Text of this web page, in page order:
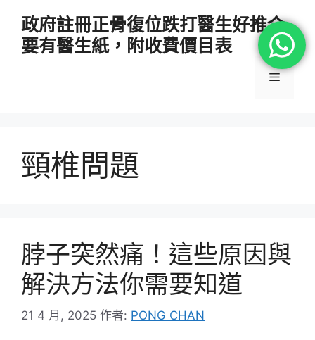
政府註冊正骨復位跌打醫生好推介
要有醫生紙，附收費價目表
選
頸椎問題
脖子突然痛！這些原因與
解決方法你需要知道
21 4 月, 2025 作者: PONG CHAN